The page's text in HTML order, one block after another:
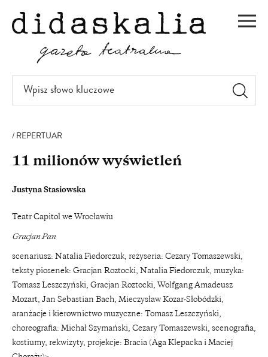
DO
TREŚCI
Wpisz
słowo
REPERTUAR
11 milionów wyświetleń
Justyna Stasiowska
Teatr Capitol we Wrocławiu
Gracjan Pan
scenariusz: Natalia Fiedorczuk, reżyseria: Cezary Tomaszewski,
teksty piosenek: Gracjan Roztocki, Natalia Fiedorczuk, muzyka:
Tomasz Leszczyński, Gracjan Roztocki, Wolfgang Amadeusz
Mozart, Jan Sebastian Bach, Mieczysław Kozar-Słobódzki,
aranżacje i kierownictwo muzyczne: Tomasz Leszczyński,
choreografia: Michał Szymański, Cezary Tomaszewski, scenografia,
kostiumy, rekwizyty, projekcje: Bracia (Aga Klepacka i Maciej